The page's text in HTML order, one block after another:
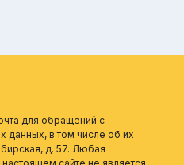
для обращений с
данных, в том числе об их
д. 57. Любая